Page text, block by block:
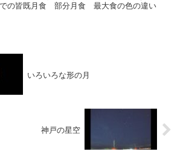
の影 今までの皆既月食 部分月食 最大食の色の違い
いろいろな形の月
神戸の星空